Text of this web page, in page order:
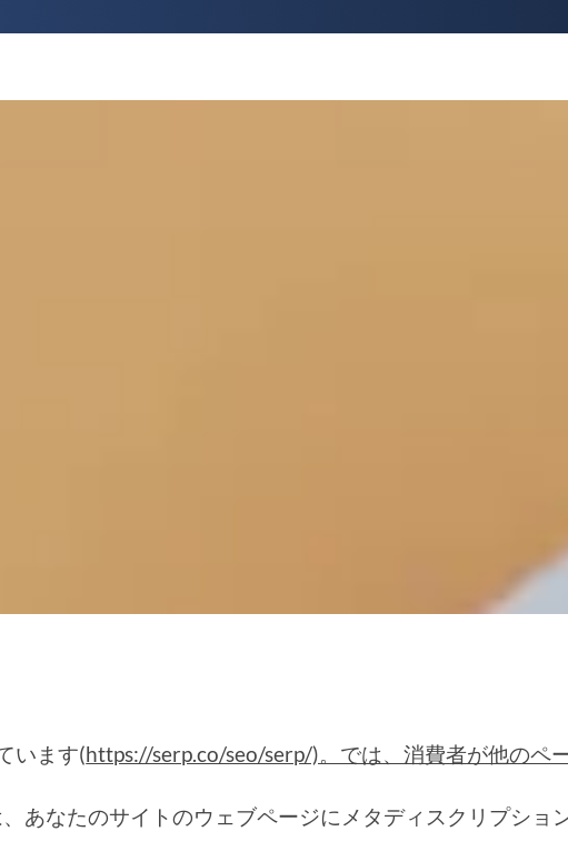
います(https://serp.co/seo/serp/)。では、消費者が他のペ
あなたのサイトのウェブページにメタディスクリプシ